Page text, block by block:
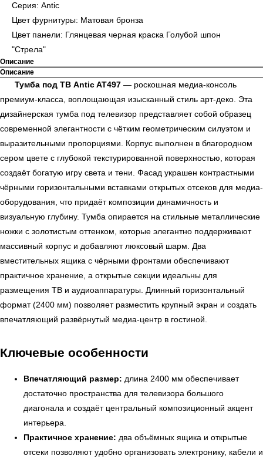
Серия: Antic
Цвет фурнитуры: Матовая бронза
Цвет панели: Глянцевая черная краска Голубой шпон
"Стрела"
Описание
Описание
Тумба под ТВ Antic AT497 — роскошная медиа-консоль
премиум-класса, воплощающая изысканный стиль арт-деко. Эта
дизайнерская тумба под телевизор представляет собой образец
современной элегантности с чётким геометрическим силуэтом и
выразительными пропорциями. Корпус выполнен в благородном
сером цвете с глубокой текстурированной поверхностью, которая
создаёт богатую игру света и тени. Фасад украшен контрастными
чёрными горизонтальными вставками открытых отсеков для медиа-
оборудования, что придаёт композиции динамичность и
визуальную глубину. Тумба опирается на стильные металлические
ножки с золотистым оттенком, которые элегантно поддерживают
массивный корпус и добавляют люксовый шарм. Два
вместительных ящика с чёрными фронтами обеспечивают
практичное хранение, а открытые секции идеальны для
размещения ТВ и аудиоаппаратуры. Длинный горизонтальный
формат (2400 мм) позволяет разместить крупный экран и создать
впечатляющий развёрнутый медиа-центр в гостиной.
Ключевые особенности
Впечатляющий размер: длина 2400 мм обеспечивает
достаточно пространства для телевизора большого
диагонала и создаёт центральный композиционный акцент
интерьера.
Практичное хранение: два объёмных ящика и открытые
отсеки позволяют удобно организовать электронику, кабели и